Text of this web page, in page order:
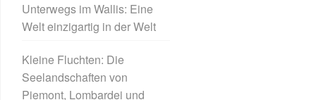
Unterwegs im Wallis: Eine
Welt einzigartig in der Welt
Kleine Fluchten: Die
Seelandschaften von
Piemont, Lombardei und